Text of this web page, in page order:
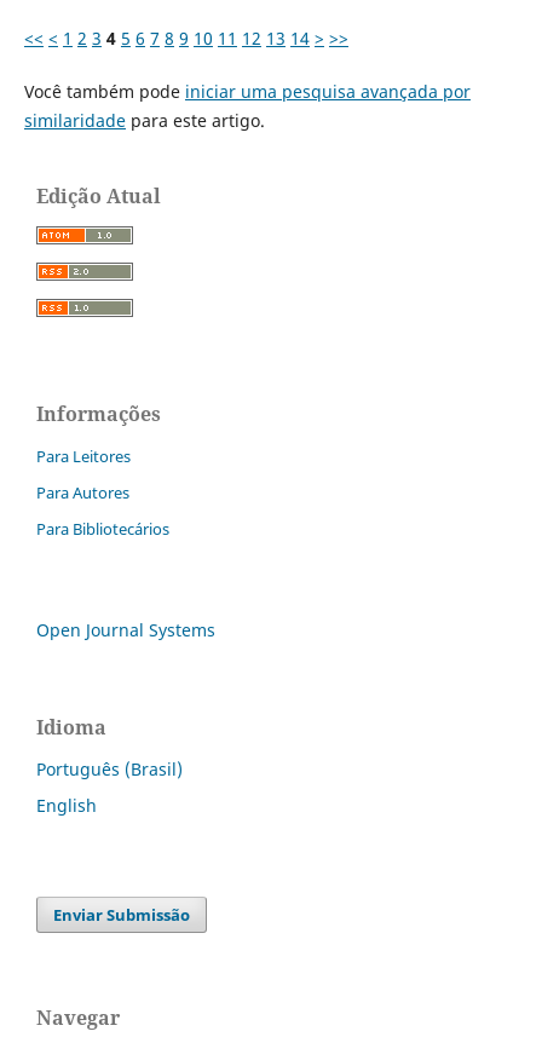
<< < 1 2 3 4 5 6 7 8 9 10 11 12 13 14 > >>
Você também pode iniciar uma pesquisa avançada por
similaridadepara este artigo.
Edição Atual
Informações
Para Leitores
Para Autores
Para Bibliotecários
Open Journal Systems
Idioma
Português (Brasil)
English
Enviar Submissão
Navegar